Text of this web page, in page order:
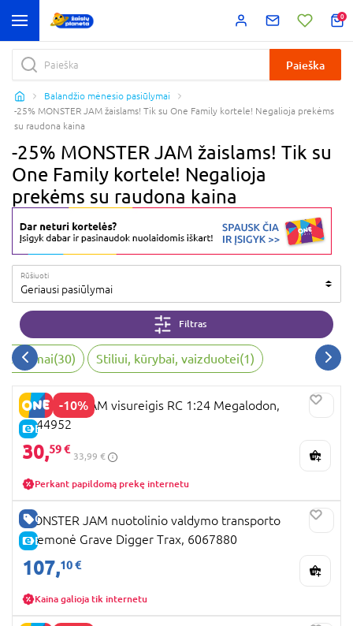
0
Paieška
Balandžio mėnesio pasiūlymai
-25% MONSTER JAM žaislams! Tik su One Family kortele! Negalioja prekėms
su raudona kaina
-25% MONSTER JAM žaislams! Tik su
One Family kortele! Negalioja
prekėms su raudona kaina
Rūšiuoti
Geriausi pasiūlymai
Filtras
žaidimai(30) Stiliui, kūrybai, vaizduotei(1)
-10%
E-KAINA
MONSTER JAM visureigis RC 1:24 Megalodon,
6044952
30,59 €
33,99 €
Perkant papildomą prekę internetu
GERA KAINA
E-KAINA
MONSTER JAM nuotolinio valdymo transporto
priemonė Grave Digger Trax, 6067880
107,10 €
Kaina galioja tik internetu